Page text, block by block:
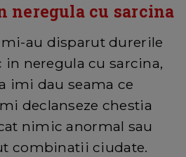
neregula cu sarcina
au disparut durerile
neregula cu sarcina,
imi dau seama ce
declanseze chestia
nimic anormal sau
combinatii ciudate.